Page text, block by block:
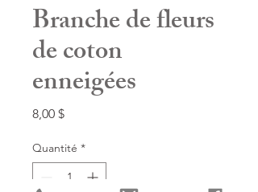
Branche de fleurs
de coton
enneigées
8,00 $Prix
Quantité *